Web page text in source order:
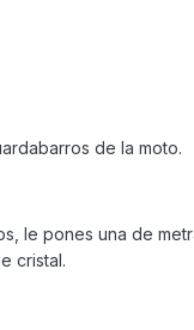
de la moto.
le pones una de
cristal.